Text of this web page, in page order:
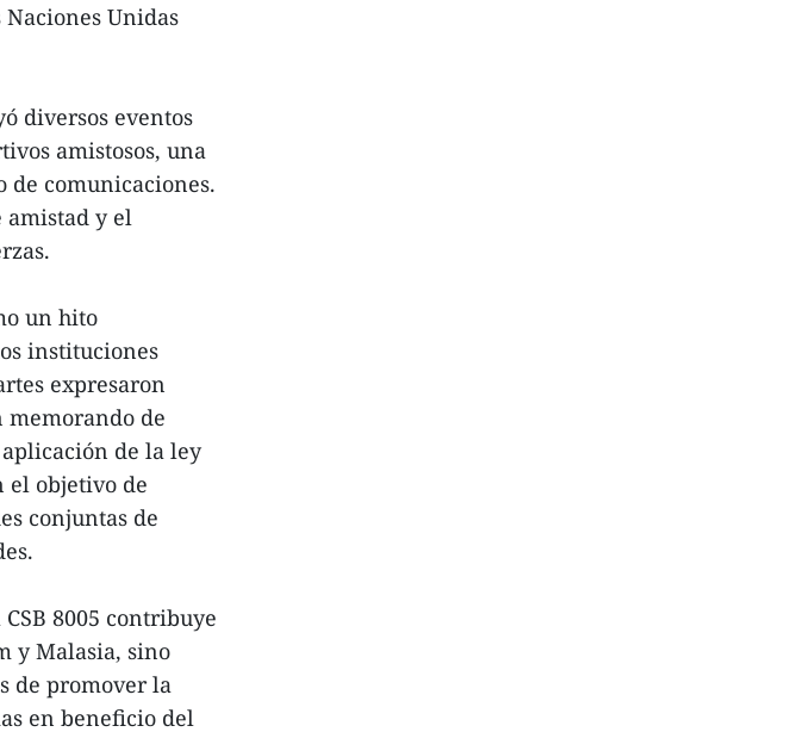
Unidas
diversos eventos
amistosos, una
de comunicaciones.
amistad y el
un hito
instituciones
expresaron
memorando de
de la ley
el objetivo de
conjuntas de
8005 contribuye
y Malasia, sino
de promover la
en beneficio del